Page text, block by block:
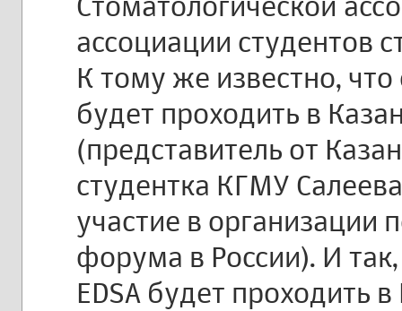
ассоциации студентов
К тому же известно, что
будет проходить в
(представитель от
студентка КГМУ
участие в организации
форума в России). И
EDSA будет проходить